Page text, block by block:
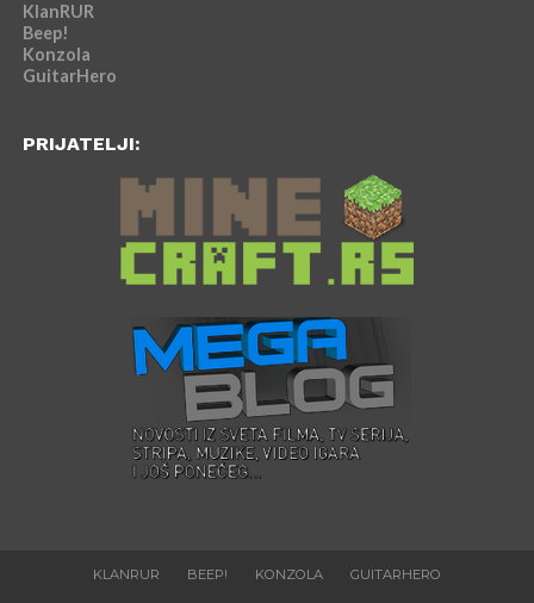
KlanRUR
Beep!
Konzola
GuitarHero
PRIJATELJI:
KLANRUR BEEP! KONZOLA GUITARHERO